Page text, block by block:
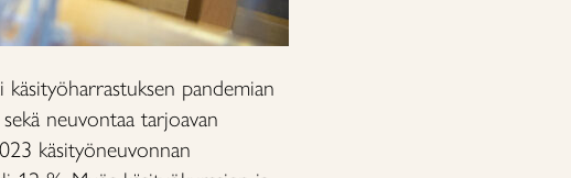
pandemian
neuvontaa tarjoavan
käsityöneuvonnan